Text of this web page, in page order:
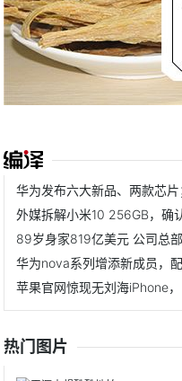
华为发布六大新品、两款芯
外媒拆解小米10 256GB，确
华为nova系列增添新成员，
苹果官网惊现无刘海iPhone
热门图片